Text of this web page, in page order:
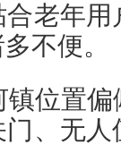
老年
不便。
位置
、无